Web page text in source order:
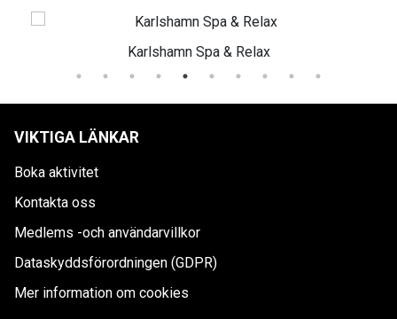
VIKTIGA LÄNKAR
Boka aktivitet
Kontakta oss
Medlems -och användarvillkor
Dataskyddsförordningen (GDPR)
Mer information om cookies